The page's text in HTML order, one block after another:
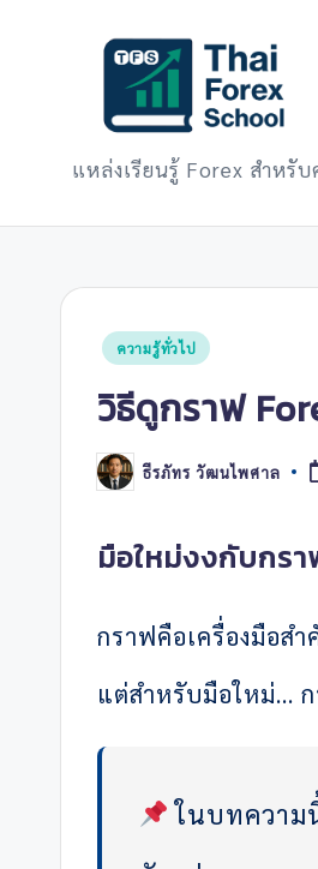
contentแหล่งเรียนรู้ Forex สำหรับ
Posted
in
ความรู้ทั่วไป
วิธีดูกราฟ
Posted
by
ธีรภัทร วัฒนไพศาล
มือใหม่งงกับกร
กราฟคือเครื่องมือส
แต่สำหรับมือใหม่… ก
ในบทความ